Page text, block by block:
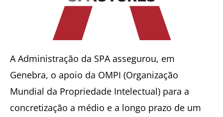
A Administração da SPA assegurou, em
Genebra, o apoio da OMPI (Organização
Mundial da Propriedade Intelectual) para a
concretização a médio e a longo prazo de um